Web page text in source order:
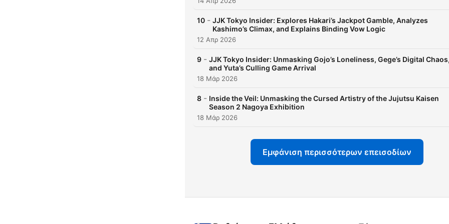
10 - JJK Tokyo Insider: Explores Hakari’s Jackpot Gamble, Analyzes
Kashimo’s Climax, and Explains Binding Vow Logic
12 Απρ 2026
9 - JJK Tokyo Insider: Unmasking Gojo’s Loneliness, Gege’s Digital
and Yuta’s Culling Game Arrival
18 Μάρ 2026
8 - Inside the Veil: Unmasking the Cursed Artistry of the Jujutsu Kaisen
Season 2 Nagoya Exhibition
18 Μάρ 2026
Εμφάνιση περισσότερων επεισοδίων